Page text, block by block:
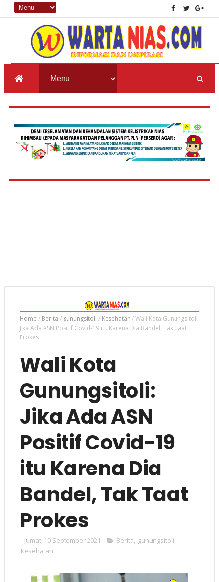
Home / Berita / gunungsitoli / Kesehatan /Wali Kota Gunungsitoli:
Jika Ada ASN Positif Covid-19 itu Karena Dia Bandel, Tak Taat
Prokes
Wali Kota
Gunungsitoli:
Jika Ada ASN
Positif Covid-19
itu Karena Dia
Bandel, Tak Taat
Prokes
Jumat, 10 September 2021 Berita, gunungsitoli,
Kesehatan